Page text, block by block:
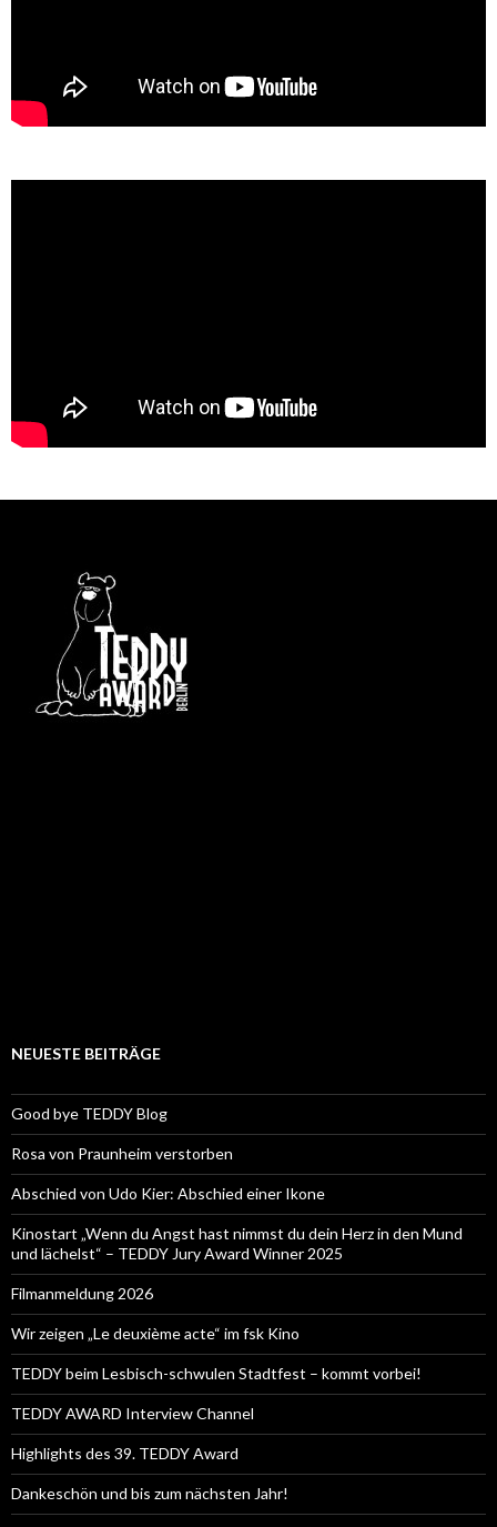
NEUESTE BEITRÄGE
Good bye TEDDY Blog
Rosa von Praunheim verstorben
Abschied von Udo Kier: Abschied einer Ikone
Kinostart „Wenn du Angst hast nimmst du dein Herz in den Mund
und lächelst“ – TEDDY Jury Award Winner 2025
Filmanmeldung 2026
Wir zeigen „Le deuxième acte“ im fsk Kino
TEDDY beim Lesbisch-schwulen Stadtfest – kommt vorbei!
TEDDY AWARD Interview Channel
Highlights des 39. TEDDY Award
Dankeschön und bis zum nächsten Jahr!